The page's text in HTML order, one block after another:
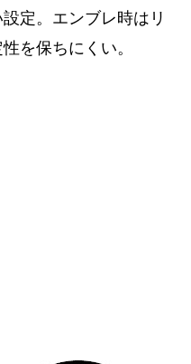
定。エンブレ時はリ
を保ちにくい。